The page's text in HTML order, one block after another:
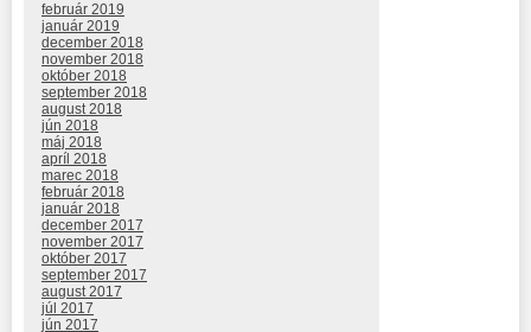
február 2019
január 2019
december 2018
november 2018
október 2018
september 2018
august 2018
jún 2018
máj 2018
apríl 2018
marec 2018
február 2018
január 2018
december 2017
november 2017
október 2017
september 2017
august 2017
júl 2017
jún 2017